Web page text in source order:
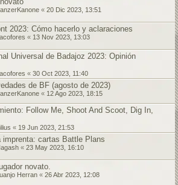
« 20 Dic 2023, 13:51
2023: Cómo hacerlo y aclaraciones
« 13 Nov 2023, 13:03
Universal de Badajoz 2023: Opinión
« 30 Oct 2023, 11:40
de BF (agosto de 2023)
« 12 Ago 2023, 18:15
Follow Me, Shoot And Scoot, Dig In,
« 19 Jun 2023, 21:53
imprenta: cartas Battle Plans
« 23 May 2023, 16:10
novato.
Herran « 26 Abr 2023, 12:08